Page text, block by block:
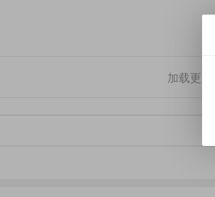
加载更多